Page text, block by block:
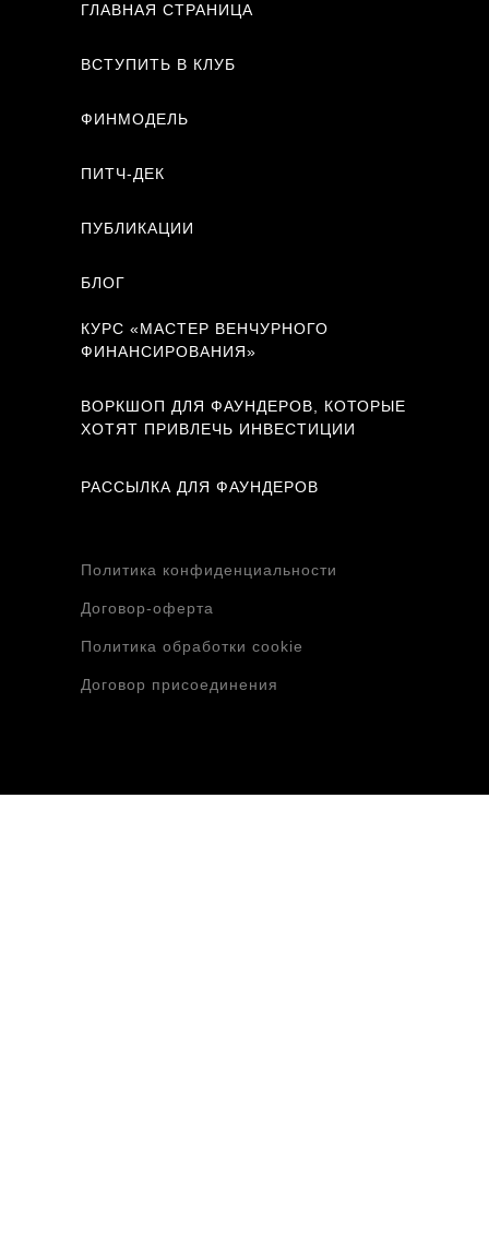
Договор присоединения
Политика обработки cookie
Договор-оферта
Политика конфиденциальности
ВСТУПИТЬ В КЛУБ
ПУБЛИКАЦИИ
ГЛАВНАЯ СТРАНИЦА
КУРС «МАСТЕР ВЕНЧУРНОГО
ФИНАНСИРОВАНИЯ»
ВОРКШОП ДЛЯ ФАУНДЕРОВ, КОТОРЫЕ
ХОТЯТ ПРИВЛЕЧЬ ИНВЕСТИЦИИ
РАССЫЛКА ДЛЯ ФАУНДЕРОВ
ФИНМОДЕЛЬ
ПИТЧ-ДЕК
БЛОГ